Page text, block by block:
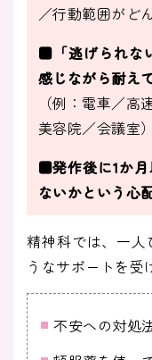
／行動範囲がど
■「逃げられな
感じながら耐え
（例：電車／
美容院／会議室）
■発作後に1か
ないかという心
精神科では、一人
うなサポートを受
不安への対処